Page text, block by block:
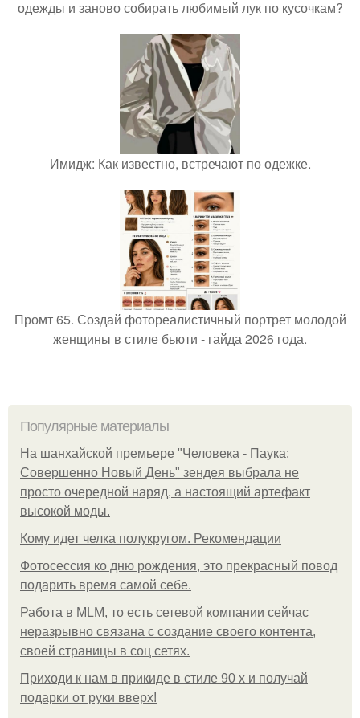
одежды и заново собирать любимый лук по кусочкам?
Имидж: Как известно, встречают по одежке.
Промт 65. Создай фотореалистичный портрет молодой
женщины в стиле бьюти - гайда 2026 года.
Популярные материалы
На шанхайской премьере "Человека - Паука:
Совершенно Новый День" зендея выбрала не
просто очередной наряд, а настоящий артефакт
высокой моды.
Кому идет челка полукругом. Рекомендации
Фотосессия ко дню рождения, это прекрасный повод
подарить время самой себе.
Работа в MLM, то есть сетевой компании сейчас
неразрывно связана с создание своего контента,
своей страницы в соц сетях.
Приходи к нам в прикиде в стиле 90 х и получай
подарки от руки вверх!